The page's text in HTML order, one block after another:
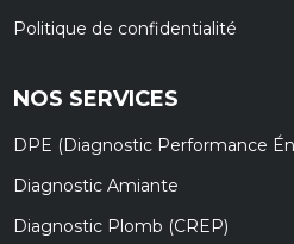
Politique de confidentialité
NOS SERVICES
DPE (Diagnostic Performance
Diagnostic Amiante
Diagnostic Plomb (CREP)